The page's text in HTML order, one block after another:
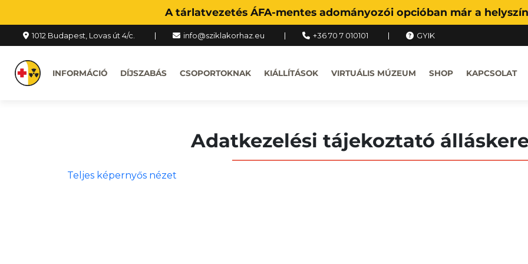
A tárlatvezetés ÁFA-mentes adományozói opcióban már a
1012 Budapest, Lovas út 4/c. info@sziklakorhaz.eu +36 70 7 010101 GYIK
INFORMÁCIÓ DÍJSZABÁS CSOPORTOKNAK KIÁLLÍTÁSOK VIRTUÁLIS MÚZEUM SHOP KAPCSOLAT
Adatkezelési tájekoztató
Teljes képernyős nézet